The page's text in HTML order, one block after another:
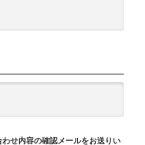
せ内容の確認メールをお送りい